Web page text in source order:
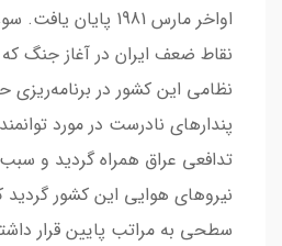
اواخر مارس 1981
نقاط ضعف ايران در آغاز جنگ كه
نظامي اين كشور در برنامه‌ريزي
پندارهاي نادرست در مورد
تدافعي عراق همراه گرديد و
نيروهاي هوايي اين كشور
سطحي به مراتب پايين قرار